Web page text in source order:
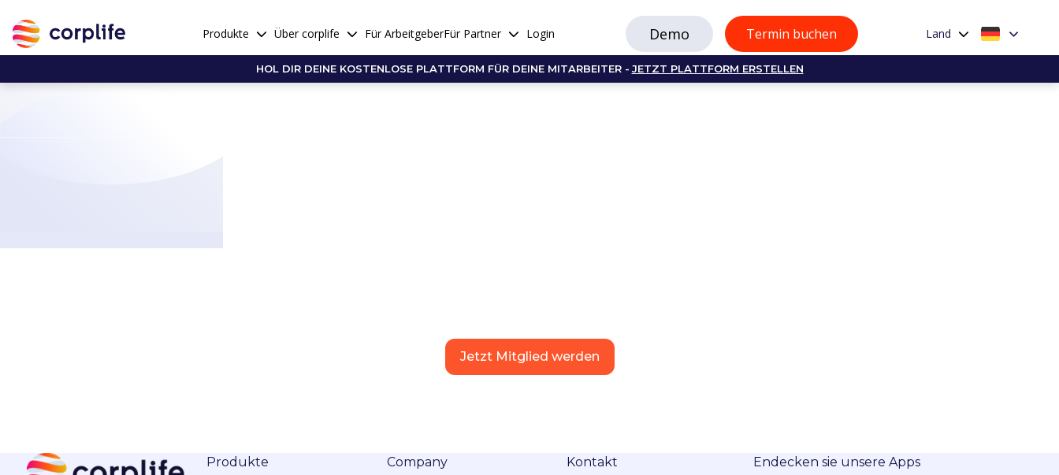
Produkte Über corplife Für ArbeitgeberFür Partner Login Demo Termin buchen Land
HOL DIR DEINE KOSTENLOSE PLATTFORM FÜR DEINE MITARBEITER - JETZT PLATTFORM ERSTELLEN
Jetzt Mitglied werden
Produkte Company Kontakt Endecken sie unsere Apps